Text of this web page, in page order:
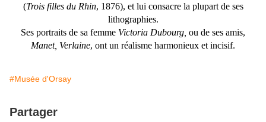
(Trois filles du Rhin, 1876), et lui consacre la plupart de ses
lithographies.
Ses portraits de sa femme Victoria Dubourg, ou de ses amis,
Manet, Verlaine, ont un réalisme harmonieux et incisif.
#Musée d'Orsay
Partager